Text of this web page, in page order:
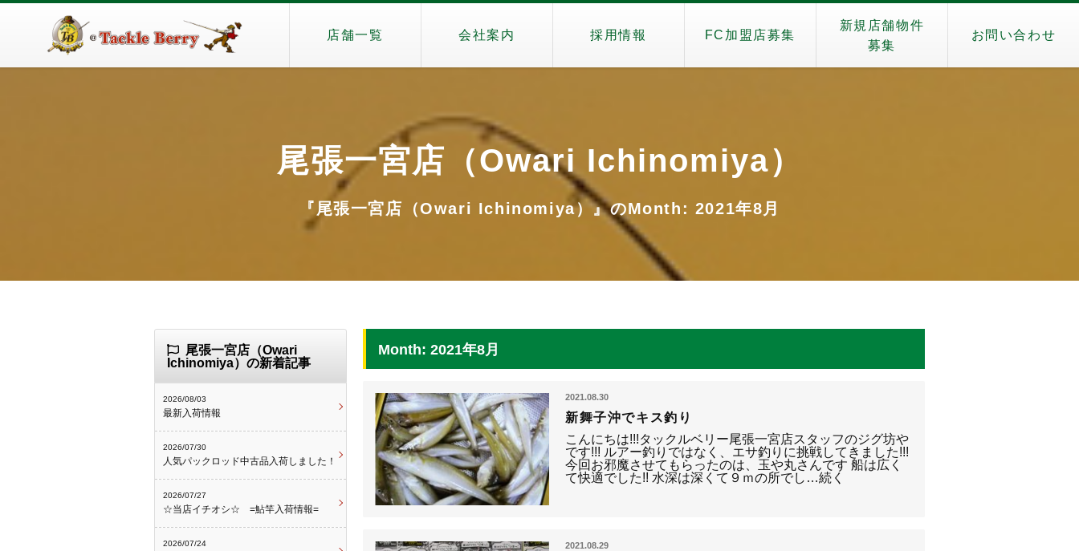
店舗一覧 会社案内 採用情報 FC加盟店募集
新規店舗物件
募集
お問い合わせ
尾張一宮店（Owari Ichinomiya）
『尾張一宮店（Owari Ichinomiya）』のMonth: 2021年8月
Month: 2021年8月
2021.08.30
新舞子沖でキス釣り
こんにちは!!!タックルベリー尾張一宮店スタッフのジグ坊や
です!!! ルアー釣りではなく、エサ釣りに挑戦してきました!!!
今回お邪魔させてもらったのは、玉や丸さんです 船は広く
て快適でした!! 水深は深くて９ｍの所でし…続く
2021.08.29
尾張一宮店（Owari
Ichinomiya）の新着記事
2026/08/03
最新入荷情報
2026/07/30
人気パックロッド中古品入荷しました！
2026/07/27
☆当店イチオシ☆ =鮎竿入荷情報=
2026/07/24